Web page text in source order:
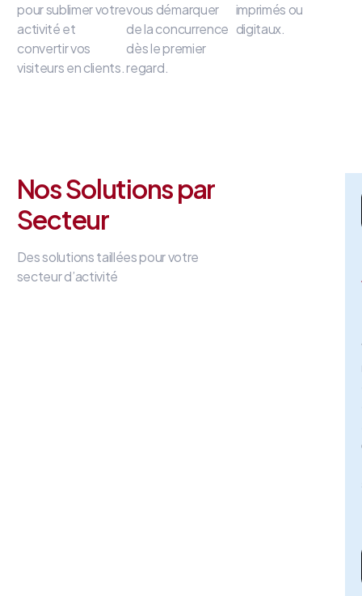
pour sublimer votre
activité et
convertir vos
visiteurs en clients.
vous démarquer
de la concurrence
dès le premier
regard.
imprimés ou
digitaux.
Nos Solutions par
Secteur
Des solutions taillées pour votre
secteur d’activité